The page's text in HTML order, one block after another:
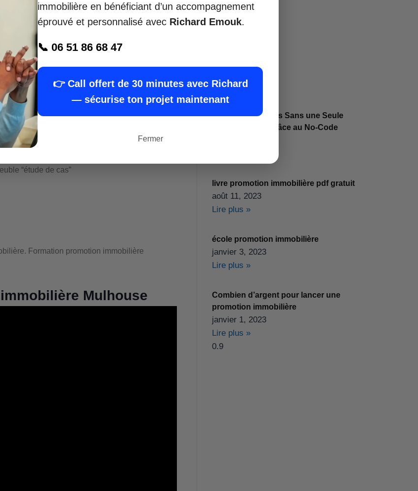
de formation gratuitement pendant 48 heures
Emouk au 0651866847
30 000€
“étude de cas”
Formation promotion immobilière
Mulhouse
Créer 1000 Articles Sans une Seule
Ligne de Code Grâce au No-Code
livre promotion immobilière pdf gratuit
août 11, 2023
Lire plus »
école promotion immobilière
janvier 3, 2023
Lire plus »
Combien d’argent pour lancer une
promotion immobilière
janvier 1, 2023
Lire plus »
immobilière en bénéficiant d’un accompagnement
éprouvé et personnalisé avec Richard Emouk.
📞 06 51 86 68 47
👉 Call offert de 30 minutes avec Richard
— sécurise ton projet maintenant
Fermer